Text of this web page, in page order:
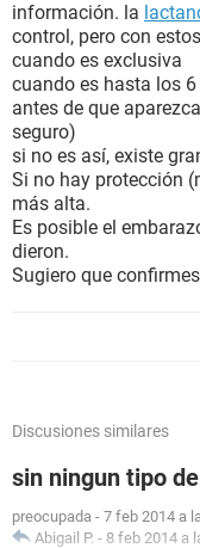
información. la
control, pero con
cuando es exclusiva
cuando es hasta los
antes de que
seguro)
si no es así, existe
Si no hay protección
más alta.
Es posible el
dieron.
Sugiero que
Discusiones similares
sin ningun tipo
preocupada - 7 feb 2014 a
Abigail P. - 8 feb 2014 a